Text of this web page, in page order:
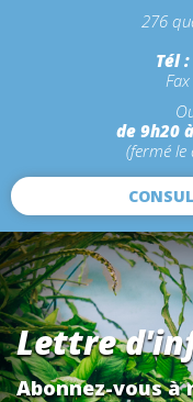
276
Tél
de 9h20
(fermé
Lettre
Abonnez-vous